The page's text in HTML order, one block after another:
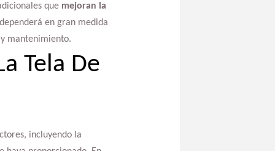
que mejoran la
en gran medida
mantenimiento.
Tela De
incluyendo la